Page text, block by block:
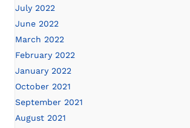
July 2022
June 2022
March 2022
February 2022
January 2022
October 2021
September 2021
August 2021